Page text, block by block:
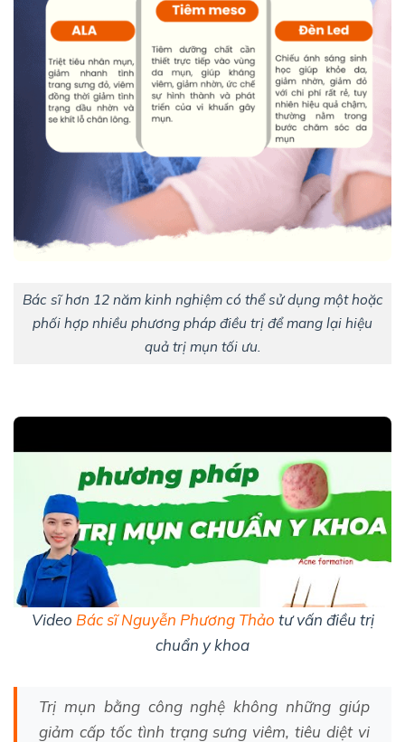
Bác sĩ hơn 12 năm kinh nghiệm có thể sử dụng một hoặc
phối hợp nhiều phương pháp điều trị để mang lại hiệu
quả trị mụn tối ưu.
Video Bác sĩ Nguyễn Phương Thảo tư vấn điều trị
chuẩn y khoa
Trị mụn bằng công nghệ không những giúp
giảm cấp tốc tình trạng sưng viêm, tiêu diệt vi